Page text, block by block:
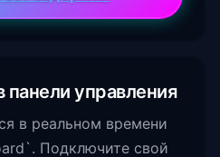
панели управления
в реальном времени
Подключите свой